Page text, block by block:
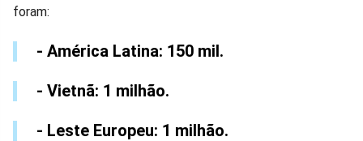
foram:
- América Latina: 150 mil.
- Vietnã: 1 milhão.
- Leste Europeu: 1 milhão.